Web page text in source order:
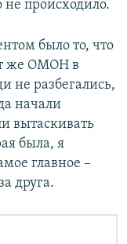
не происходило.
было то, что
же ОМОН в
не разбегались,
начали
вытаскивать
была, я
главное –
друга.